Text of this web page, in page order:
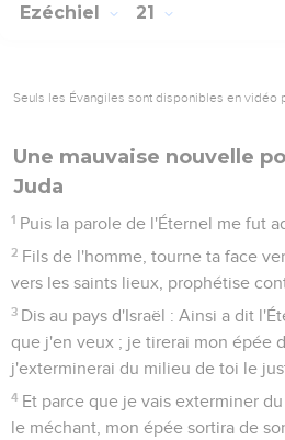
Ezéchiel 21
Seuls les Évangiles sont disponibles en vidéo
Une mauvaise nouvelle
Juda
1 Puis la parole de l'Éternel me fut
2 Fils de l'homme, tourne ta face
vers les saints lieux, prophétise
3 Dis au pays d'Israël : Ainsi a dit
que j'en veux ; je tirerai mon épée
j'exterminerai du milieu de toi le
4 Et parce que je vais exterminer
le méchant, mon épée sortira de